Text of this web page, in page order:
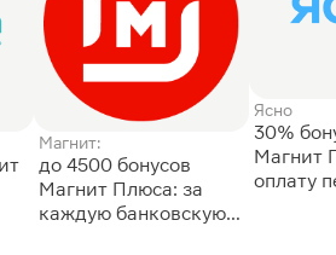
Магнит:
до 4500 бонусов
Магнит Плюса: за
каждую банковскую
Ясно
30%
Магнит
оплату